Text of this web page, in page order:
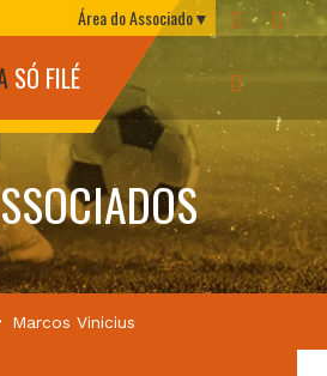
Área do Associado
SÓ FILÉ
Marcos Vinicius